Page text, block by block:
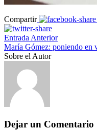
Compartir
Entrada Anterior
María Gómez: poniendo en
Sobre el Autor
Dejar un Comentario